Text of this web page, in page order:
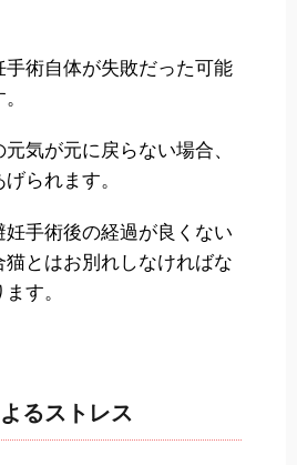
手術自体が失敗だった可能
気が元に戻らない場合、
られます。
手術後の経過が良くない
猫とはお別れしなければな
す。
るストレス